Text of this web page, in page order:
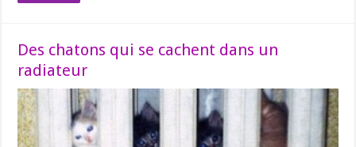
Des chatons qui se cachent dans un
radiateur